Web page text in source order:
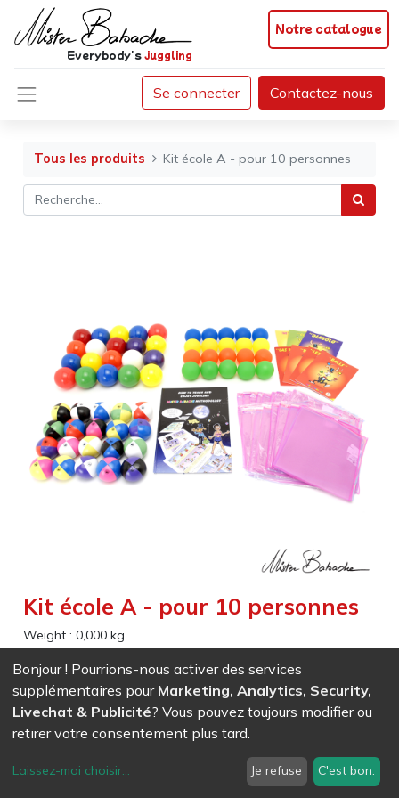
Notre catalogue
Everybody'sjuggling
Se connecter Contactez-nous
Tous les produits Kit école A - pour 10 personnes
Kit école A - pour 10 personnes
Weight :0,000 kg
Matériel permettant d’effectuer les 156 exercices de la
méthodologie “La découverte et le plaisir de la jonglerie”
EAN7611847017101- Ref (1710
Bonjour ! Pourrions-nous activer des services
supplémentaires pour Marketing, Analytics, Security,
Livechat & Publicité? Vous pouvez toujours modifier ou
retirer votre consentement plus tard.
Laissez-moi choisir... Je refuse C'est bon.